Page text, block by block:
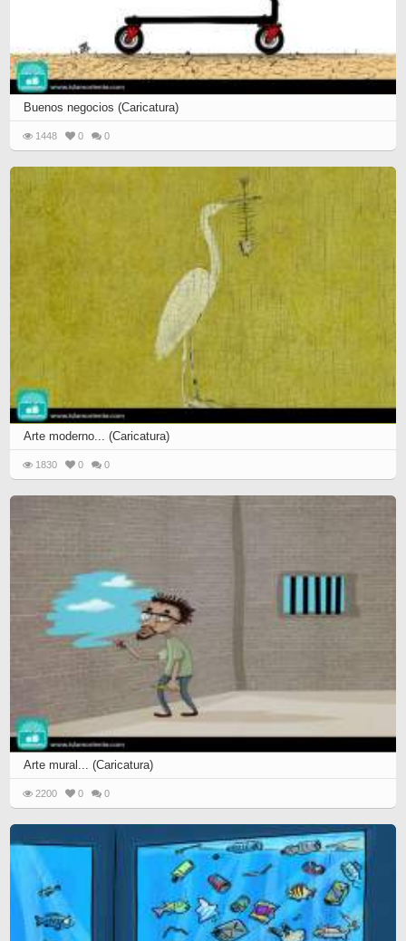
Buenos negocios (Caricatura)
1448 0 0
Arte moderno... (Caricatura)
1830 0 0
Arte mural... (Caricatura)
2200 0 0